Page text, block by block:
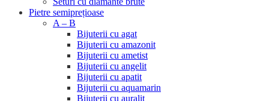
Pietre semiprețioase
A – B
Bijuterii cu agat
Bijuterii cu amazonit
Bijuterii cu ametist
Bijuterii cu angelit
Bijuterii cu apatit
Bijuterii cu aquamarin
Bijuterii cu auralit